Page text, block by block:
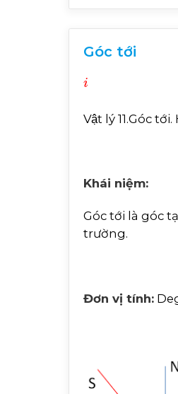
Góc tới
i
Vật lý 11.Góc
Khái niệm:
Góc tới là góc
trường.
Đơn vị tính: